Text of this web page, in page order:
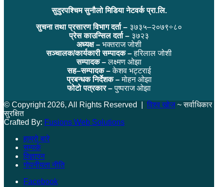
सुदुरपश्चिम सुनौलो मिडिया नेटवर्क प्रा.लि.
सुचना तथा प्रसारण विभाग दर्ता – ३७३५–२०७९÷८०
प्रेस काउन्सिल दर्ता – ३७२३
अध्यक्ष – भक्तराज जोशी
सञ्चालक/कार्यकारी सम्पादक –हरिलाल जोशी
सम्पादक –लक्ष्मण ओझा
सह–सम्पादक –केशव भट्टराई
प्रबन्धक निर्देशक –मोहन ओझा
फोटो पत्रकार –पुष्पराज ओझा
© Copyright 2026, All Rights Reserved | विश्व खोज~ सर्वाधिकार
सुरक्षित
Crafted By: Fusions Web Solutions
हाम्रो बारे
सम्पर्क
विज्ञापन
गोपनीयता नीति
Facebook